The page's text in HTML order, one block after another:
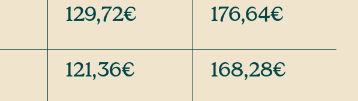
129,72€ 176,64€
121,36€ 168,28€